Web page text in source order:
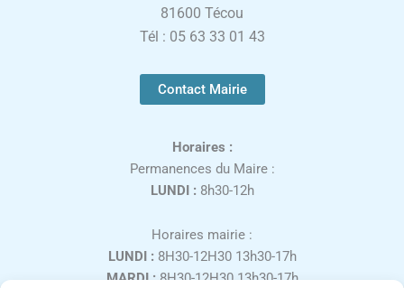
81600 Técou
Tél : 05 63 33 01 43
Contact Mairie
Horaires :
Permanences du Maire :
LUNDI : 8h30-12h
Horaires mairie :
LUNDI : 8H30-12H30 13h30-17h
MARDI :8H30-12H30 13h30-17h